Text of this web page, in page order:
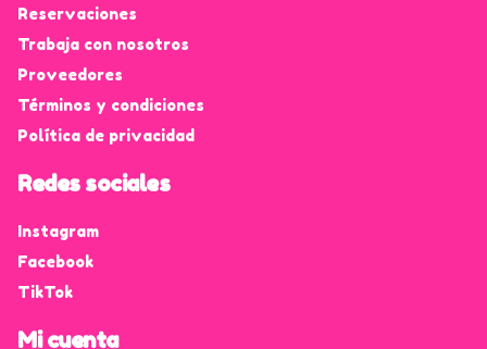
Reservaciones
Trabaja con nosotros
Proveedores
Términos y condiciones
Política de privacidad
Redes sociales
Instagram
Facebook
TikTok
Mi cuenta